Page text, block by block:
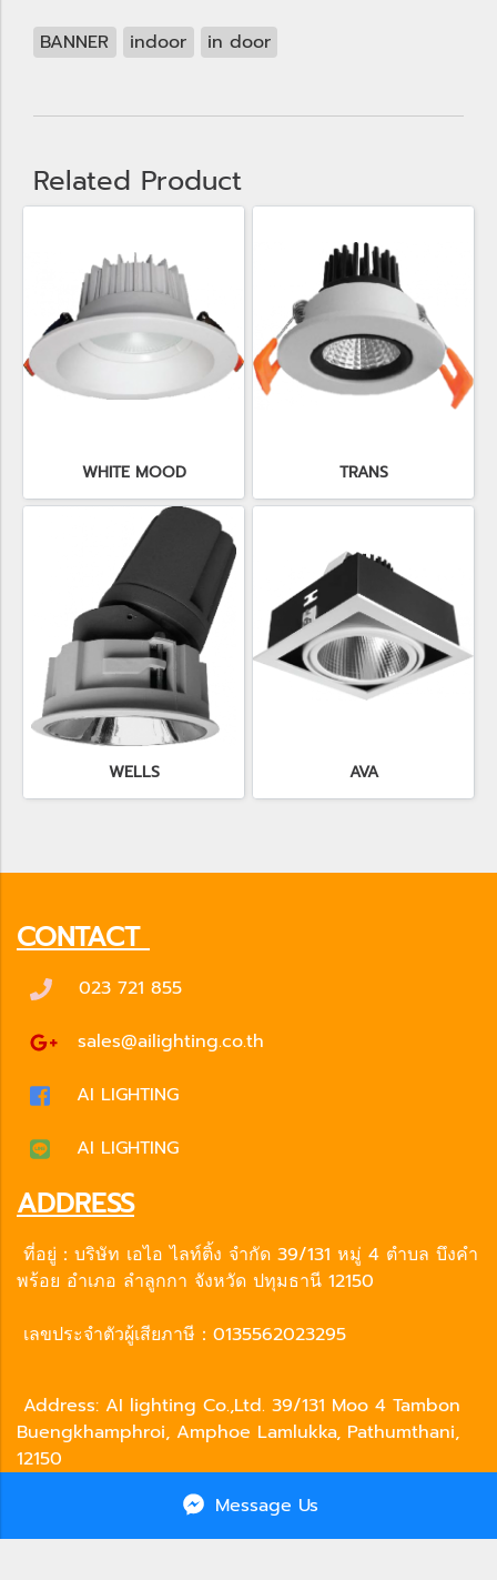
Message Us
BANNER indoor in door
Related Product
WHITE MOOD TRANS
WELLS AVA
CONTACT
023 721 855
sales@ailighting.co.th
AI LIGHTING
AI LIGHTING
ADDRESS
ที่อยู่：บริษัท เอไอ ไลท์ติ้ง จำกัด 39/131 หมู่ 4 ตำบล บึงคำ
พร้อย อำเภอ ลำลูกกา จังหวัด ปทุมธานี 12150
เลขประจำตัวผู้เสียภาษี：0135562023295
Address: AI lighting Co.,Ltd. 39/131 Moo 4 Tambon
Buengkhamphroi, Amphoe Lamlukka, Pathumthani,
12150
Tax ID : 0135562023295